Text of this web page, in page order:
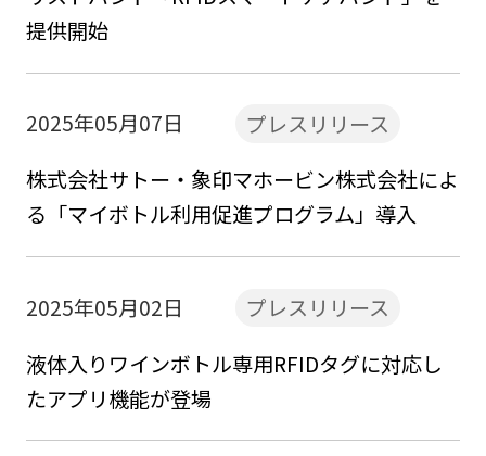
提供開始
2025年05月07日
プレスリリース
株式会社サトー・象印マホービン株式会社によ
る「マイボトル利用促進プログラム」導入
2025年05月02日
プレスリリース
液体入りワインボトル専用RFIDタグに対応し
たアプリ機能が登場